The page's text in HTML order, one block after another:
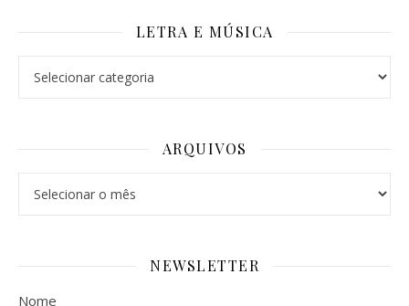
LETRA E MÚSICA
ARQUIVOS
NEWSLETTER
Nome